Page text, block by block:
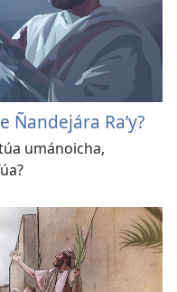
Ñandejára Raʼy?
umánoicha,